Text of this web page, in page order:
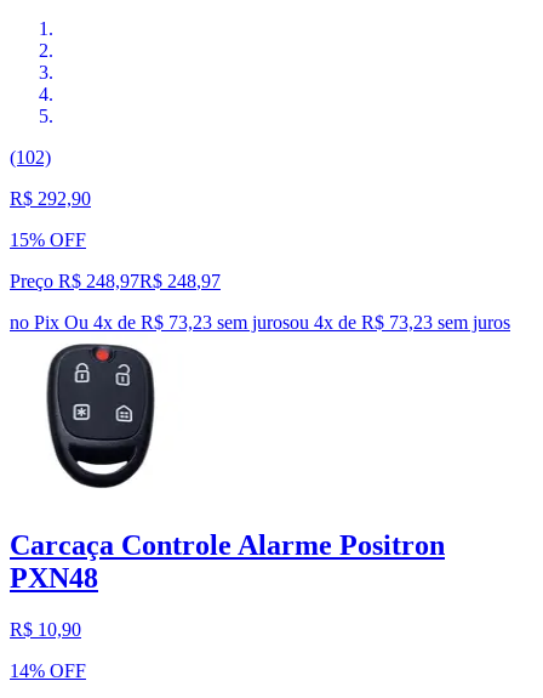
(102)
R$ 292,90
15% OFF
Preço R$ 248,97R$ 248,97
no Pix Ou 4x de R$ 73,23 sem jurosou 4x de R$ 73,23 sem juros
Carcaça Controle Alarme Positron
PXN48
R$ 10,90
14% OFF